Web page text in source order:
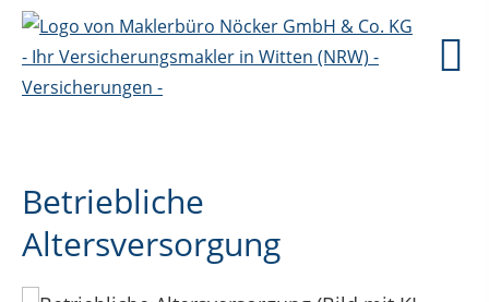
Betriebliche
Altersversorgung